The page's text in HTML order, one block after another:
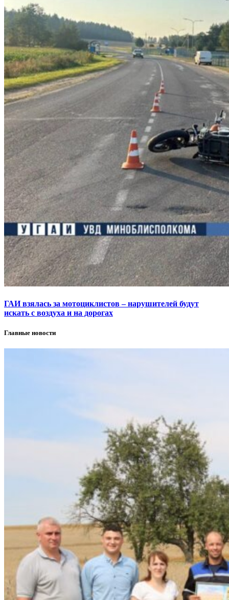
ГАИ взялась за мотоциклистов – нарушителей будут
искать с воздуха и на дорогах
Главные новости